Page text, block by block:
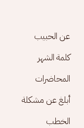
Footer menu
عن الحبيب
كلمة الشهر
المحاضرات
أبلغ عن مشكلة
الخطب